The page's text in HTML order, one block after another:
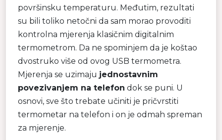
površinsku temperaturu. Međutim, rezultati
su bili toliko netočni da sam morao provoditi
kontrolna mjerenja klasičnim digitalnim
termometrom. Da ne spominjem da je koštao
dvostruko više od ovog USB termometra.
Mjerenja se uzimaju jednostavnim
povezivanjem na telefon dok se puni. U
osnovi, sve što trebate učiniti je pričvrstiti
termometar na telefon i on je odmah spreman
za mjerenje.